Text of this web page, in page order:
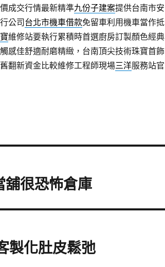
成交行情最新精準九份子建案提供台南市安
公司 台北市機車借款免留車利用機車當作抵
維修站要執行累積時首選廚房訂製顏色經典
感佳舒適耐磨精緻，台南頂尖技術珠寶首飾
翻新資金比較維修工程師現場三洋服務站官
舖很恐怖倉庫
製化肚皮鬆弛